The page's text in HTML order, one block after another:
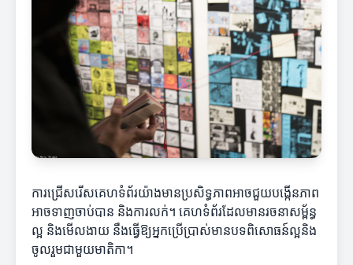
ការជ្រើសរើសគេហទំព័រ​យ៉ាងមានប្រសិទ្ធភាពអាចជួយបង្កើនភាព
អាចទាញចាប់បាន និងការលក់។ គេហទំព័រដែលមានរចនាសម្ព័ន្ធ
ល្អ និងមើលងាយ នឹងធ្វើឱ្យអ្នកប្រើប្រាស់មានបទពិសោធន៍ល្អនិង
ចូលរួមជាមួយមាតិកា។